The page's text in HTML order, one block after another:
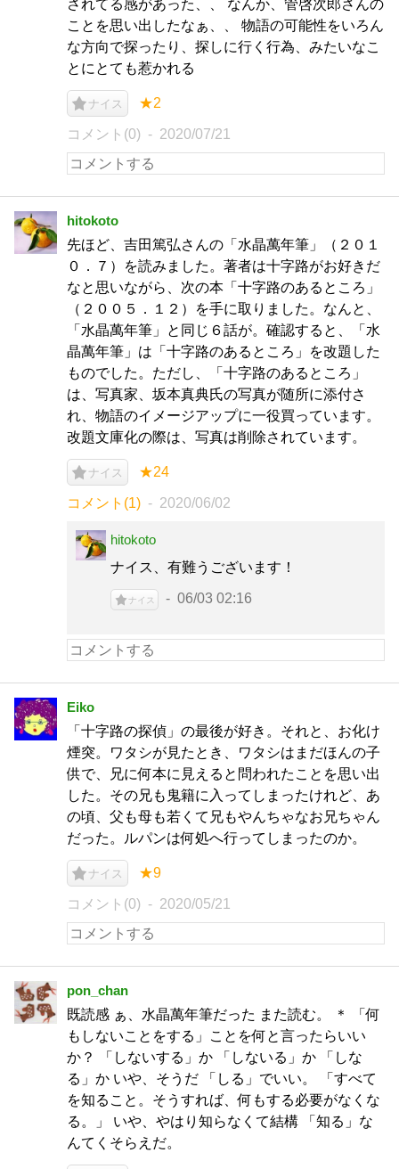
されてる感があった、、 なんか、管啓次郎さんの
ことを思い出したなぁ、、 物語の可能性をいろん
な方向で探ったり、探しに行く行為、みたいなこ
とにとても惹かれる
ナイス ★2
コメント(0) 2020/07/21
hitokoto
先ほど、吉田篤弘さんの「水晶萬年筆」（２０１
０．７）を読みました。著者は十字路がお好きだ
なと思いながら、次の本「十字路のあるところ」
（２００５．１２）を手に取りました。なんと、
「水晶萬年筆」と同じ６話が。確認すると、「水
晶萬年筆」は「十字路のあるところ」を改題した
ものでした。ただし、「十字路のあるところ」
は、写真家、坂本真典氏の写真が随所に添付さ
れ、物語のイメージアップに一役買っています。
改題文庫化の際は、写真は削除されています。
ナイス ★24
コメント(1) 2020/06/02
hitokoto
ナイス、有難うございます！
ナイス 06/03 02:16
Eiko
「十字路の探偵」の最後が好き。それと、お化け
煙突。ワタシが見たとき、ワタシはまだほんの子
供で、兄に何本に見えると問われたことを思い出
した。その兄も鬼籍に入ってしまったけれど、あ
の頃、父も母も若くて兄もやんちゃなお兄ちゃん
だった。ルパンは何処へ行ってしまったのか。
ナイス ★9
コメント(0) 2020/05/21
pon_chan
既読感 ぁ、水晶萬年筆だった また読む。 ＊ 「何
もしないことをする」ことを何と言ったらいい
か？ 「しないする」か 「しないる」か 「しな
る」か いや、そうだ 「しる」でいい。 「すべて
を知ること。そうすれば、何もする必要がなくな
る。」 いや、やはり知らなくて結構 「知る」な
んてくそらえだ。